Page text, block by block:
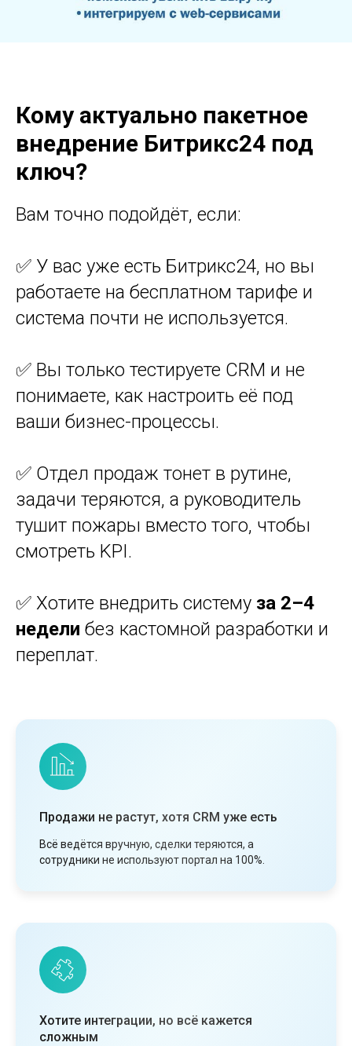
Кому актуально пакетное
внедрение Битрикс24 под
ключ?
Вам точно подойдёт, если:
✅ У вас уже есть Битрикс24, но вы
работаете на бесплатном тарифе и
система почти не используется.
✅ Вы только тестируете CRM и не
понимаете, как настроить её под
ваши бизнес-процессы.
✅ Отдел продаж тонет в рутине,
задачи теряются, а руководитель
тушит пожары вместо того, чтобы
смотреть KPI.
✅ Хотите внедрить систему за 2–4
недели без кастомной разработки и
переплат.
Продажи не растут, хотя CRM уже есть
Всё ведётся вручную, сделки теряются, а
сотрудники не используют портал на 100%.
Хотите интеграции, но всё кажется
сложным